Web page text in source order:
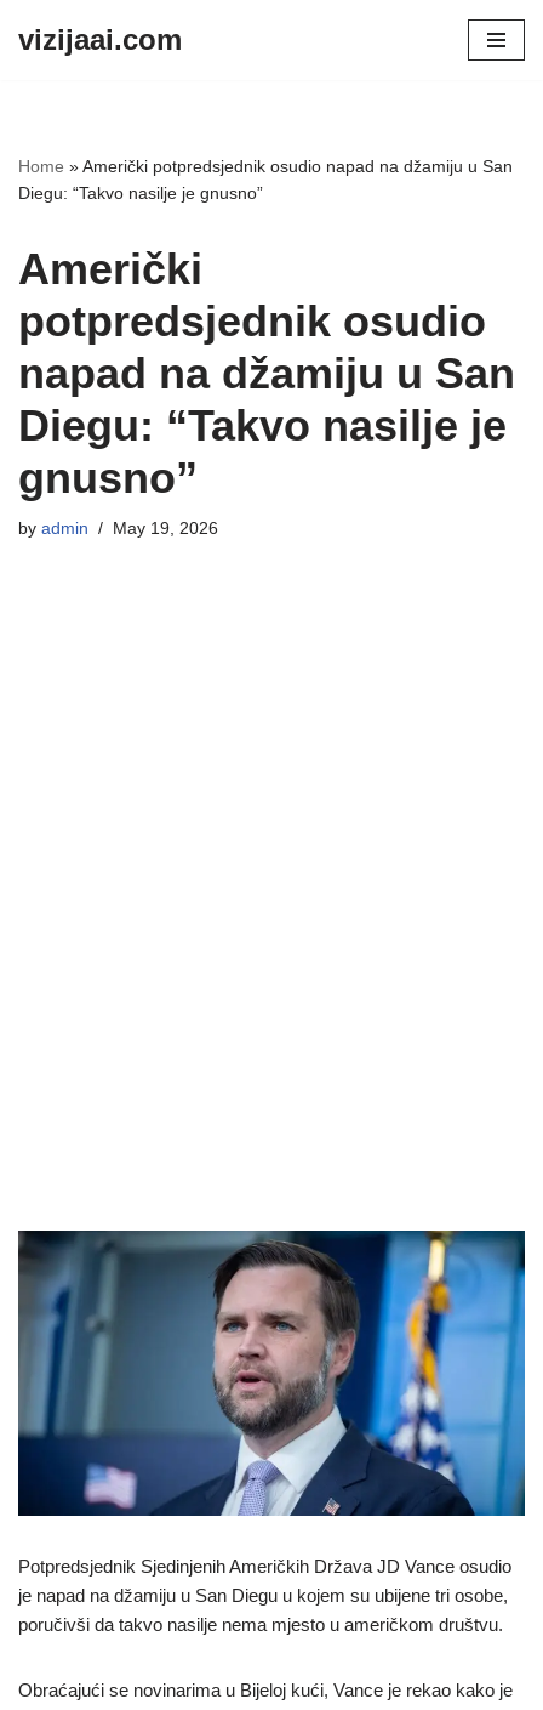
vizijaai.com
Home »Američki potpredsjednik osudio napad na džamiju u San
Diegu: “Takvo nasilje je gnusno”
Američki
potpredsjednik osudio
napad na džamiju u San
Diegu: “Takvo nasilje je
gnusno”
by admin May 19, 2026
Potpredsjednik Sjedinjenih Američkih Država JD Vance osudio
je napad na džamiju u San Diegu u kojem su ubijene tri osobe,
poručivši da takvo nasilje nema mjesto u američkom društvu.
Obraćajući se novinarima u Bijeloj kući, Vance je rekao kako je